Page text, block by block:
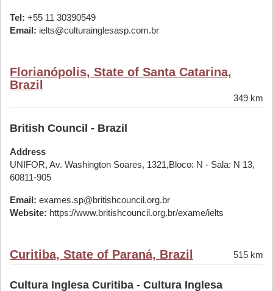
Tel: +55 11 30390549
Email: ielts@culturainglesasp.com.br
Florianópolis, State of Santa Catarina,
Brazil
349 km
British Council - Brazil
Address
UNIFOR, Av. Washington Soares, 1321,Bloco: N - Sala: N 13,
60811-905
Email: exames.sp@britishcouncil.org.br
Website: https://www.britishcouncil.org.br/exame/ielts
Curitiba, State of Paraná, Brazil 515 km
Cultura Inglesa Curitiba - Cultura Inglesa